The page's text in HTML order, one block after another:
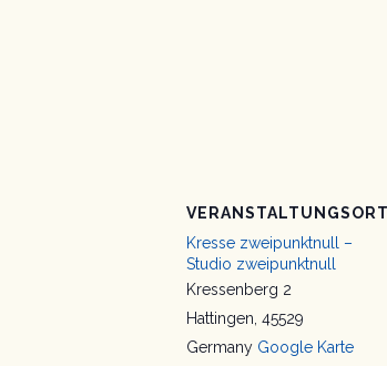
VERANSTALTUNGSORT
Kresse zweipunktnull –
Studio zweipunktnull
Kressenberg 2
Hattingen 45529
Germany Google Karte